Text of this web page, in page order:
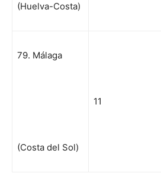
(Huelva-Costa)
79. Málaga
(Costa del Sol)
11